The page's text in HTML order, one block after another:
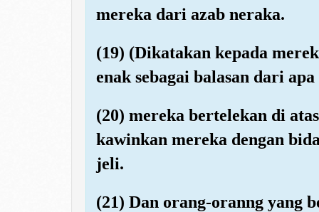
mereka dari azab neraka.
(19) (Dikatakan kepada
enak sebagai balasan dari
(20) mereka bertelekan di
kawinkan mereka dengan
jeli.
(21) Dan orang-oranng yang